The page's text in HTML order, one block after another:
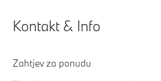
Kontakt & Info
Zahtjev za ponudu